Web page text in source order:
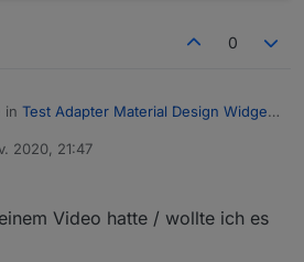
0
in Test Adapter Material Design Widgets
update man nur die daten unter files.
update / installation einer spezifischen
mit
2020, 21:47
Video hatte / wollte ich es